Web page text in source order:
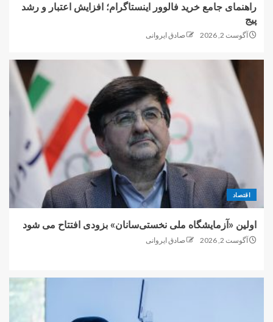
راهنمای جامع خرید فالوور اینستاگرام؛ افزایش اعتبار و رشد
پیج
آگوست 2, 2026 صادق ایروانی
اقتصاد
اولین «آزمایشگاه ملی نخستی‌سانان» بزودی افتتاح می شود
آگوست 2, 2026 صادق ایروانی